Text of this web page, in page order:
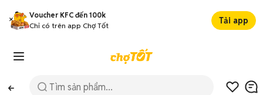
Voucher KFC đến 100k
Chỉ có trên app Chợ Tốt
Tải app